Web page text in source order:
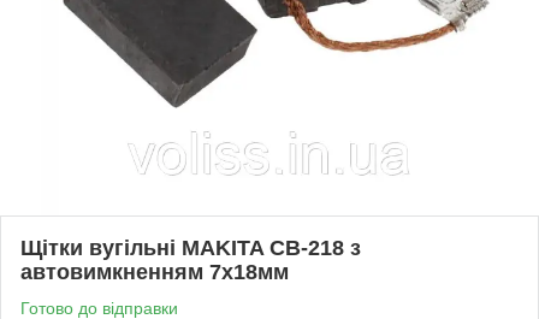
Щітки вугільні MAKITA CB-218 з
автовимкненням 7х18мм
Готово до відправки